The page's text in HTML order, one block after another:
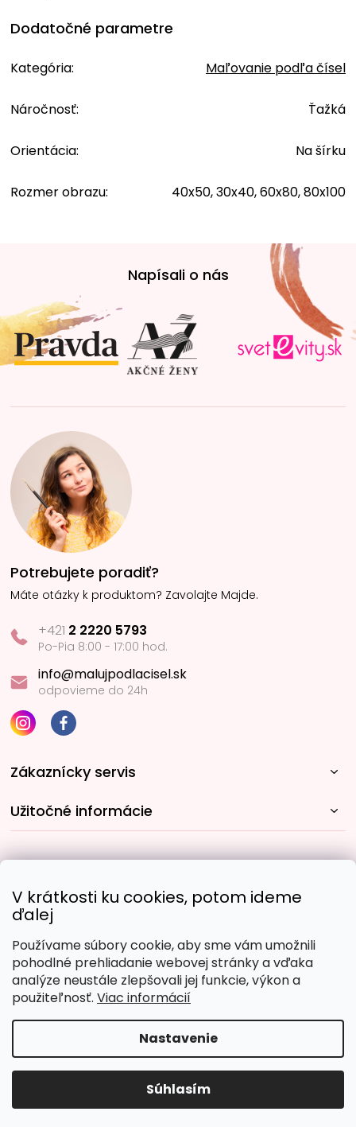
V krátkosti ku cookies, potom ideme
ďalej
Používame súbory cookie, aby sme vám umožnili
pohodlné prehliadanie webovej stránky a vďaka
analýze neustále zlepšovali jej funkcie, výkon a
použiteľnosť. Viac informácií
Nastavenie
Súhlasím
Dodatočné parametre
Kategória: Maľovanie podľa čísel
Náročnosť: Ťažká
Orientácia: Na šírku
Rozmer obrazu: 40x50, 30x40, 60x80, 80x100
t
i
e
Napísali o nás
Potrebujete poradiť?
Máte otázky k produktom? Zavolajte Majde.
+421 2 2220 5793
Po-Pia 8:00 - 17:00 hod.
info@malujpodlacisel.sk
odpovieme do 24h
Zákaznícky servis
Užitočné informácie
Obľúbené spôsoby platby:
Copyright 2026Malujpodlacisel.sk. Všetky práva
vyhradené.Upraviť nastavenie cookies